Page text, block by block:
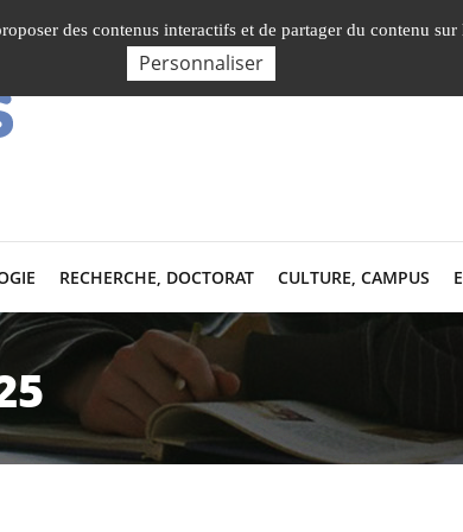
Nos Facultés, Instituts, Ecoles
RECHERCHE, DOCTORAT CULTURE, CAMPUS
des contenus interactifs et de partager du contenu sur
Personnaliser